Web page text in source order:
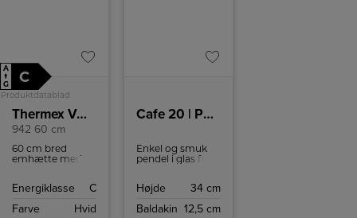
A
↑
G
C
Produktdatablad
Thermex Væghængt emhætte
942 60 cm
60 cm bred
emhætte med
Energiklasse
C
Farve
Hvid
Cafe 20 | Pendant | Opal White
Enkel og smuk
pendel i glas fra
over dit
i gangareal.
Højde
34 cm
Baldakin 12,5 cm